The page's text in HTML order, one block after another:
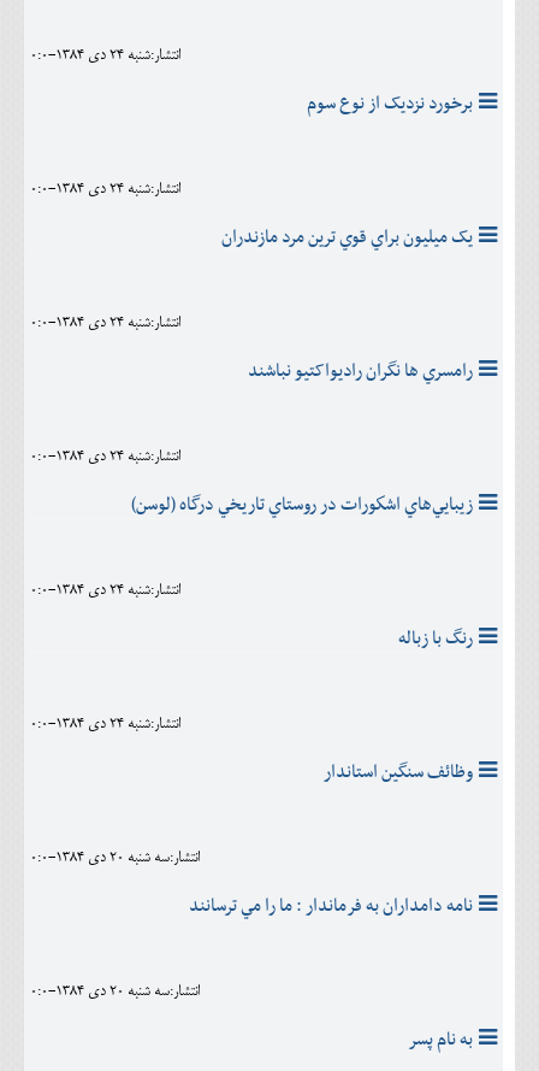
انتشار:شنبه 24 دی 1384-0:0
برخورد نزديک از نوع سوم
انتشار:شنبه 24 دی 1384-0:0
يک ميليون براي قوي ترين مرد مازندران
انتشار:شنبه 24 دی 1384-0:0
رامسري ها نگران راديواکتيو نباشند
انتشار:شنبه 24 دی 1384-0:0
زيبايي‌هاي‌ اشكورات‌ در روستاي‌ تاريخي‌ درگاه‌ (لوسن‌)
انتشار:شنبه 24 دی 1384-0:0
رنگ با زباله
انتشار:شنبه 24 دی 1384-0:0
وظائف سنگين استاندار
انتشار:سه شنبه 20 دی 1384-0:0
نامه دامداران به فرماندار : ما را مي ترسانند
انتشار:سه شنبه 20 دی 1384-0:0
به نام پسر